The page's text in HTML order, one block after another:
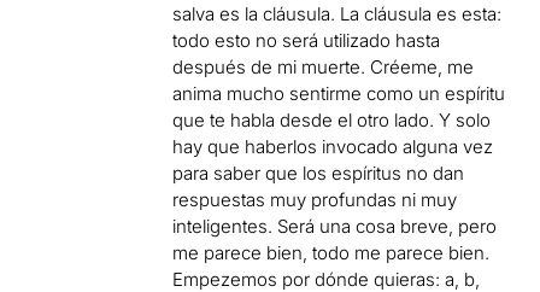
salva es la cláusula. La cláusula es esta:
todo esto no será utilizado hasta
después de mi muerte. Créeme, me
anima mucho sentirme como un espíritu
que te habla desde el otro lado. Y solo
hay que haberlos invocado alguna vez
para saber que los espíritus no dan
respuestas muy profundas ni muy
inteligentes. Será una cosa breve, pero
me parece bien, todo me parece bien.
Empezemos por dónde quieras: a, b,